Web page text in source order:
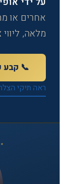
אחרים או
מלאה,
📞 קבע
ראה תיקי